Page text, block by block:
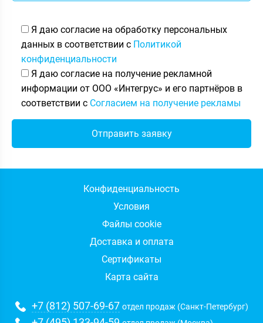
Я даю согласие на обработку персональных
данных в соответствии с Политикой
конфиденциальности
Я даю согласие на получение рекламной
информации от ООО «Интегрус» и его партнёров в
соответствии с Согласием на получение рекламы
Конфиденциальность
Условия
Файлы cookie
Доставка и оплата
Сертификаты
Карта сайта
+7 (812) 507-69-67 отдел продаж (Санкт-Петербург)